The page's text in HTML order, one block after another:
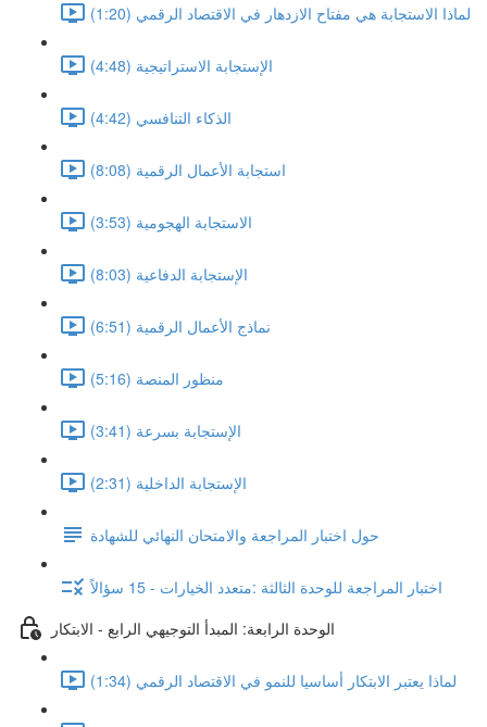
لماذا الاستجابة هي مفتاح الازدهار في الاقتصاد الرقمي (1:20)
الإستجابة الاستراتيجية (4:48)
الذكاء التنافسي (4:42)
استجابة الأعمال الرقمية (8:08)
الاستجابة الهجومية (3:53)
الإستجابة الدفاعية (8:03)
نماذج الأعمال الرقمية (6:51)
منظور المنصة (5:16)
الإستجابة بسرعة (3:41)
الإستجابة الداخلية (2:31)
حول اختبار المراجعة والامتحان النهائي للشهادة
اختبار المراجعة للوحدة الثالثة :متعدد الخيارات - 15 سؤالاً
الوحدة الرابعة: المبدأ التوجيهي الرابع - الابتكار
لماذا يعتبر الابتكار أساسيا للنمو في الاقتصاد الرقمي (1:34)